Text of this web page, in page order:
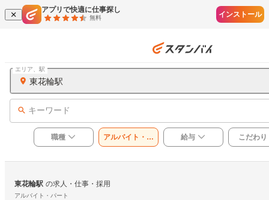
アプリで快適に仕事探し
無料 インストール
東花輪駅
エリア、駅
キーワード
職種
アルバイト・パ
ート
給与 こだわり
東花輪駅 の求人・仕事・採用
アルバイト・パート